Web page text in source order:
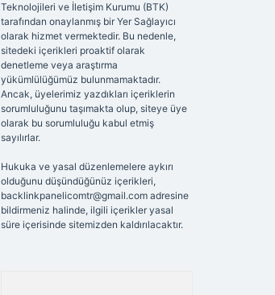
Teknolojileri ve İletişim Kurumu (BTK)
tarafından onaylanmış bir Yer Sağlayıcı
olarak hizmet vermektedir. Bu nedenle,
sitedeki içerikleri proaktif olarak
denetleme veya araştırma
yükümlülüğümüz bulunmamaktadır.
Ancak, üyelerimiz yazdıkları içeriklerin
sorumluluğunu taşımakta olup, siteye üye
olarak bu sorumluluğu kabul etmiş
sayılırlar.
Hukuka ve yasal düzenlemelere aykırı
olduğunu düşündüğünüz içerikleri,
backlinkpanelicomtr@gmail.comadresine
bildirmeniz halinde, ilgili içerikler yasal
süre içerisinde sitemizden kaldırılacaktır.